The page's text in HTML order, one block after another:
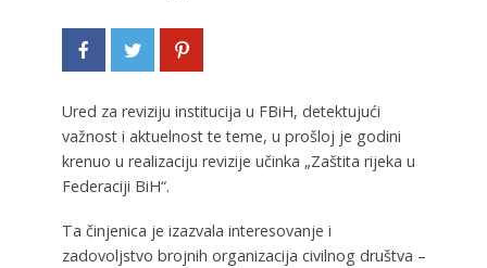
Ured za reviziju institucija u FBiH, detektujući
važnost i aktuelnost te teme, u prošloj je godini
krenuo u realizaciju revizije učinka „Zaštita rijeka u
Federaciji BiH“.
Ta činjenica je izazvala interesovanje i
zadovoljstvo brojnih organizacija civilnog društva –